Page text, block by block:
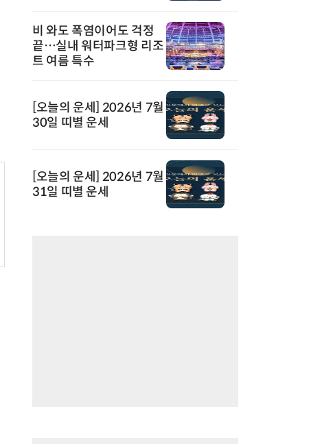
비 와도 폭염이어도 걱정
끝…실내 워터파크형 리조
트 여름 특수
[오늘의 운세] 2026년 7월
30일 띠별 운세
[오늘의 운세] 2026년 7월
31일 띠별 운세